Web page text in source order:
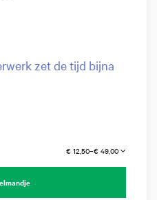
zet de tijd bijna
€ 12,50–€ 49,00